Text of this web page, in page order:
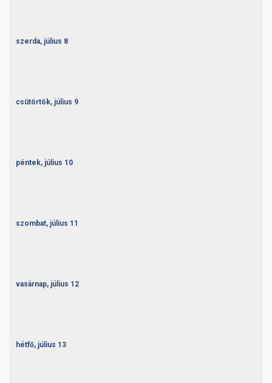
szerda, július 8
csütörtök, július 9
péntek, július 10
szombat, július 11
vasárnap, július 12
hétfő, július 13